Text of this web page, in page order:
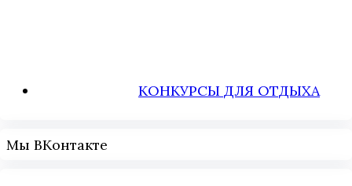
КОНКУРСЫ ДЛЯ ОТДЫХА
Мы ВКонтакте